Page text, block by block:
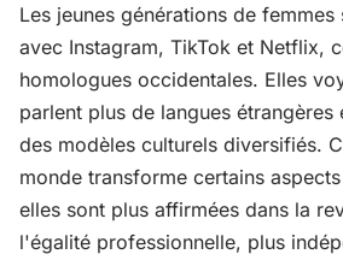
Les jeunes générations de
avec Instagram, TikTok et Netflix,
homologues occidentales. Elles
parlent plus de langues étrangères
des modèles culturels diversifiés.
monde transforme certains
elles sont plus affirmées dans la
l'égalité professionnelle, plus